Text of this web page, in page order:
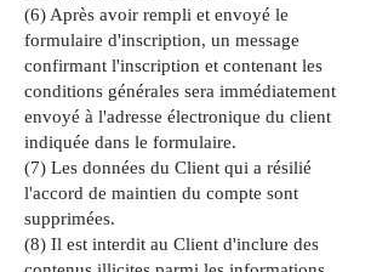
(6) Après avoir rempli et envoyé le
formulaire d'inscription, un message
confirmant l'inscription et contenant les
conditions générales sera immédiatement
envoyé à l'adresse électronique du client
indiquée dans le formulaire.
(7) Les données du Client qui a résilié
l'accord de maintien du compte sont
supprimées.
(8) Il est interdit au Client d'inclure des